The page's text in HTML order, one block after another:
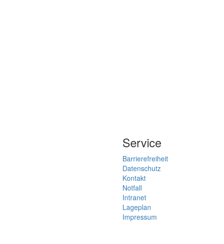
Service
Barrierefreiheit
Datenschutz
Kontakt
Notfall
Intranet
Lageplan
Impressum